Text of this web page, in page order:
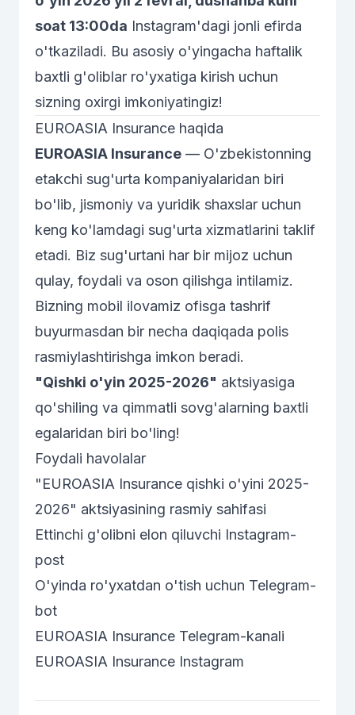
soat 13:00da Instagram'dagi jonli efirda
o'tkaziladi. Bu asosiy o'yingacha haftalik
baxtli g'oliblar ro'yxatiga kirish uchun
sizning oxirgi imkoniyatingiz!
EUROASIA Insurance haqida
EUROASIA Insurance — O'zbekistonning
etakchi sug'urta kompaniyalaridan biri
bo'lib, jismoniy va yuridik shaxslar uchun
keng ko'lamdagi sug'urta xizmatlarini taklif
etadi. Biz sug'urtani har bir mijoz uchun
qulay, foydali va oson qilishga intilamiz.
Bizning mobil ilovamiz ofisga tashrif
buyurmasdan bir necha daqiqada polis
rasmiylashtirishga imkon beradi.
"Qishki o'yin 2025-2026" aktsiyasiga
qo'shiling va qimmatli sovg'alarning baxtli
egalaridan biri bo'ling!
Foydali havolalar
"EUROASIA Insurance qishki o'yini 2025-
2026" aktsiyasining rasmiy sahifasi
Ettinchi g'olibni elon qiluvchi Instagram-
post
O'yinda ro'yxatdan o'tish uchun Telegram-
bot
EUROASIA Insurance Telegram-kanali
EUROASIA Insurance Instagram